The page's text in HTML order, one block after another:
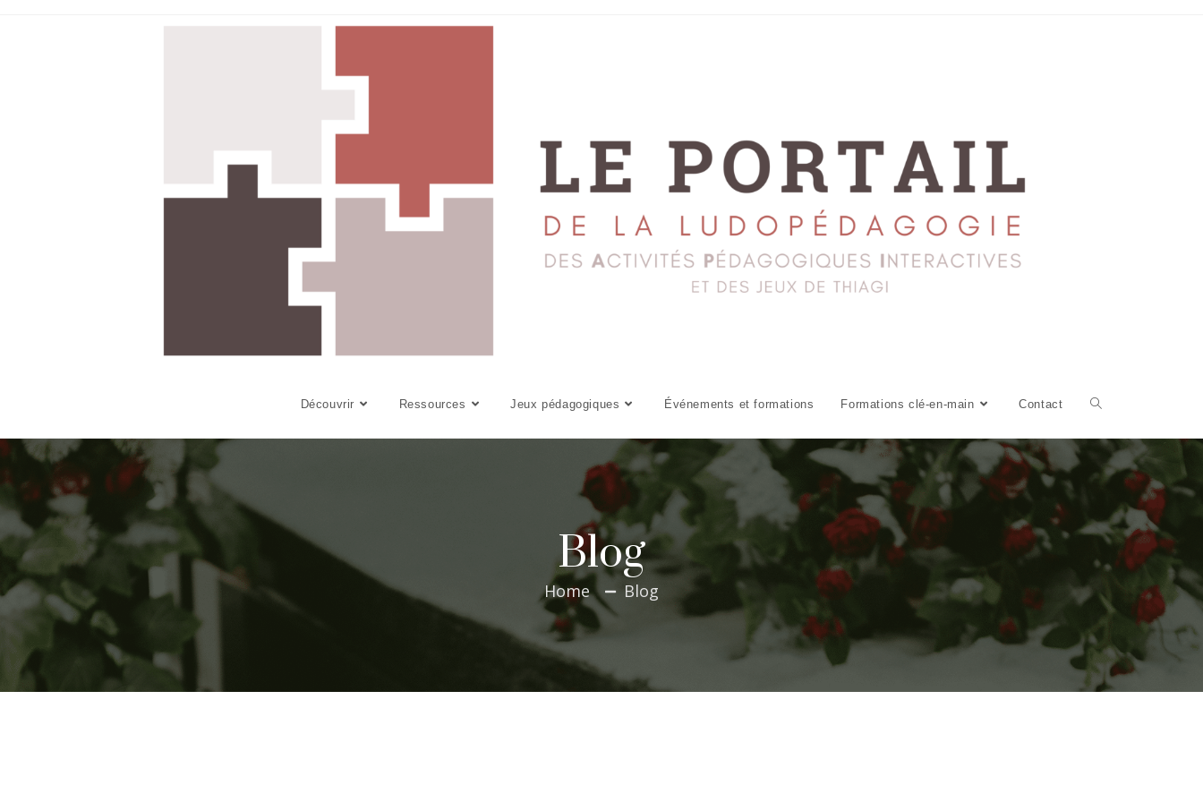
Découvrir Ressources Jeux pédagogiques Événements et formations Formations clé-en-main Contact
Blog
Home Blog